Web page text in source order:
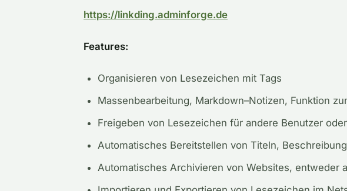
https://linkding.adminforge.de
Features:
Organisieren von Lesezeichen mit Tags
Massenbearbeitung, Markdown–Notizen, Funktion
Freigeben von Lesezeichen für andere Benutzer oder
Automatisches Bereitstellen von Titeln,
Automatisches Archivieren von Websites, entweder